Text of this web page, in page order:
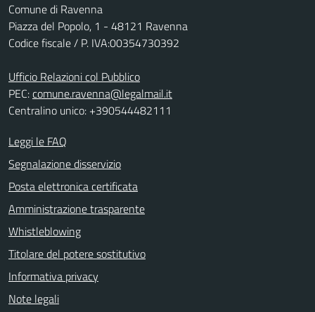
Comune di Ravenna
Piazza del Popolo, 1 - 48121 Ravenna
Codice fiscale / P. IVA:00354730392
Ufficio Relazioni col Pubblico
PEC:comune.ravenna@legalmail.it
Centralino unico: +390544482111
Leggi le FAQ
Segnalazione disservizio
Posta elettronica certificata
Amministrazione trasparente
Whistleblowing
Titolare del potere sostitutivo
Informativa privacy
Note legali